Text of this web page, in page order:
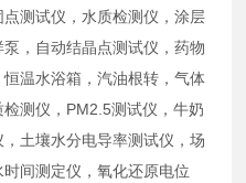
测试仪，水质检测仪，涂层
，自动结晶点测试仪，药物
温水浴箱，汽油根转，气体
测仪，PM2.5测试仪，牛奶
土壤水分电导率测试仪，场
间测定仪，氧化还原电位